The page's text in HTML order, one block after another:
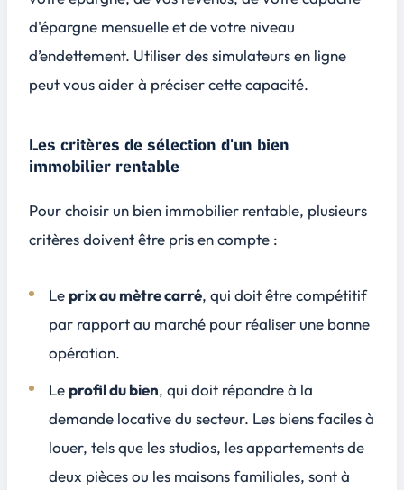
d'épargne mensuelle et de votre niveau
d’endettement. Utiliser dessimulateurs en ligne
peut vous aider à préciser cette capacité.
Les critères de sélection d'un bien
immobilier rentable
Pour choisir un bien immobilier rentable, plusieurs
critères doivent être pris en compte :
Le prix au mètre carré, qui doit être compétitif
par rapport au marché pour réaliser une bonne
opération.
Le profil du bien, qui doit répondre à la
demande locative du secteur. Les biens faciles à
louer, tels que les studios, les appartements de
deux pièces ou les maisons familiales, sont à